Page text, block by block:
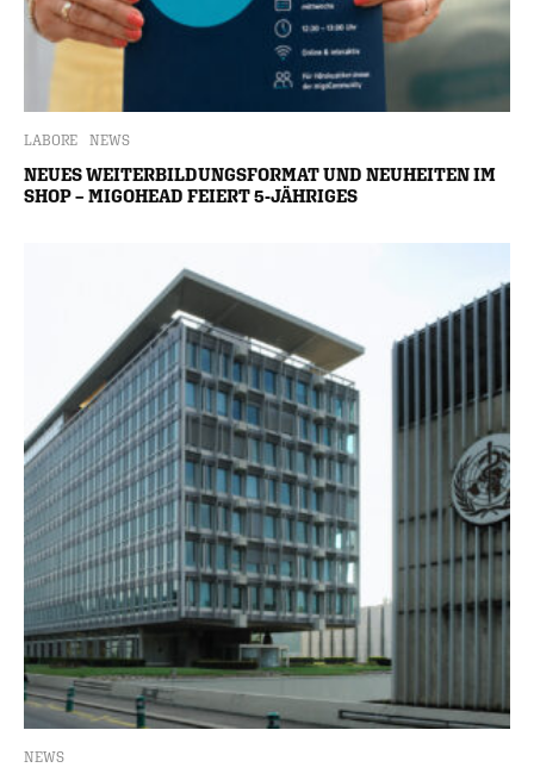
LABORE NEWS
NEUES WEITERBILDUNGSFORMAT UND NEUHEITEN IM
SHOP – MIGOHEAD FEIERT 5-JÄHRIGES
NEWS